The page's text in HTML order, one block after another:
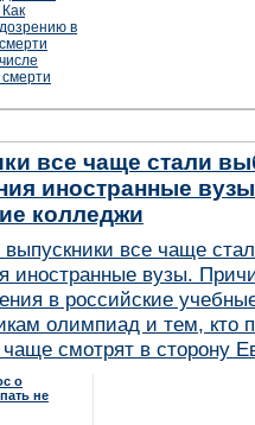
в
все чаще стали
иностранные
колледжи
выпускники все чаще
иностранные вузы.
в российские
олимпиад и тем, кто
чаще смотрят в сторону
о
не